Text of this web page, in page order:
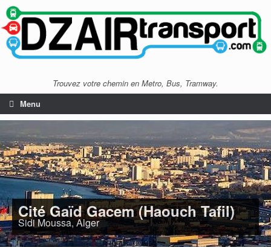
Trouvez votre chemin en Metro, Bus, Tramway.
Menu
Cité Gaïd Gacem (Haouch Tafil)
Sidi Moussa, Alger